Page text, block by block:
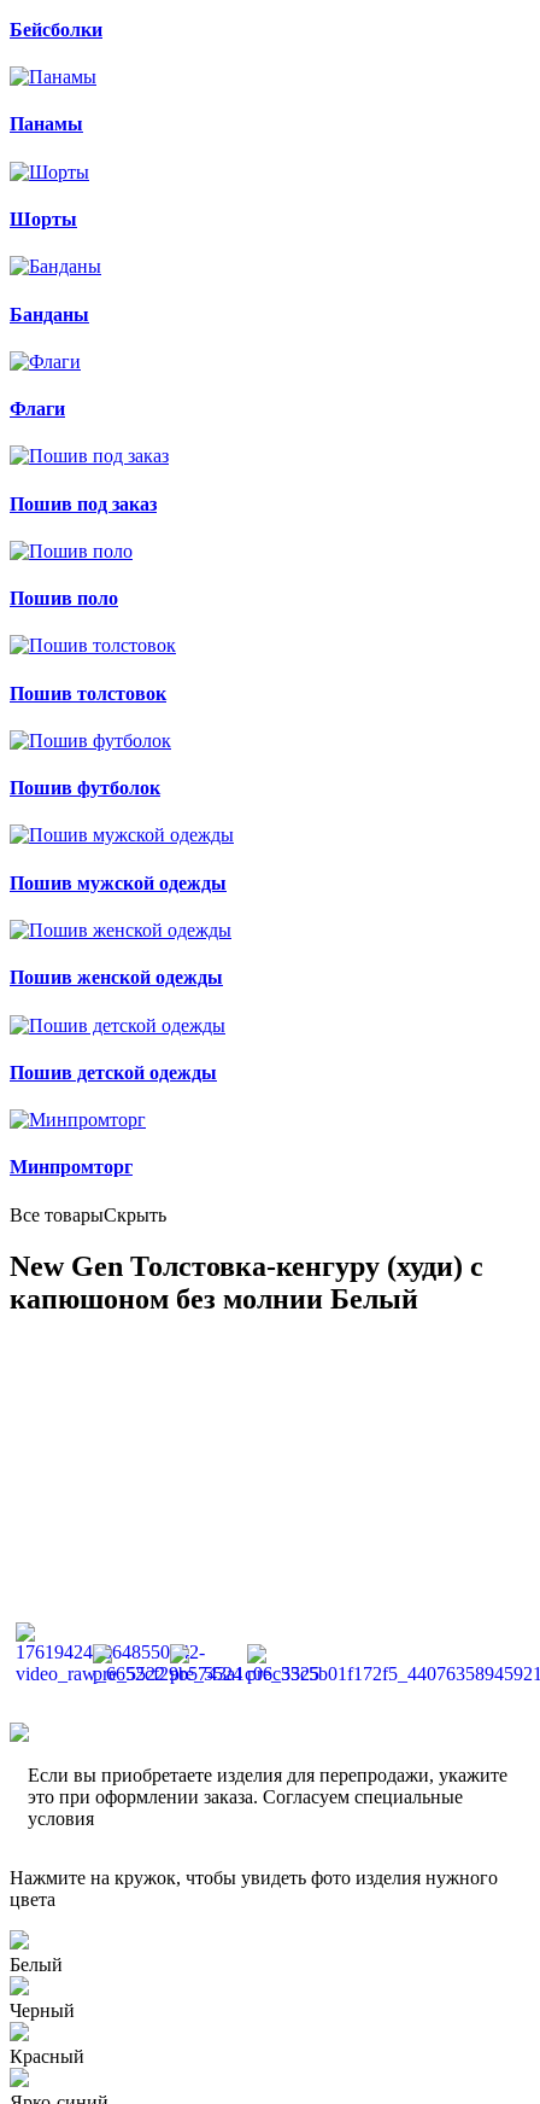
Бейсболки
Панамы
Шорты
Банданы
Флаги
Пошив под заказ
Пошив поло
Пошив толстовок
Пошив футболок
Пошив мужской одежды
Пошив женской одежды
Пошив детской одежды
Минпромторг
Все товарыСкрыть
New Gen Толстовка-кенгуру (худи) с
капюшоном без молнии Белый
Если вы приобретаете изделия для перепродажи, укажите
это при оформлении заказа. Согласуем специальные
условия
Нажмите на кружок, чтобы увидеть фото изделия нужного
цвета
Белый
Черный
Красный